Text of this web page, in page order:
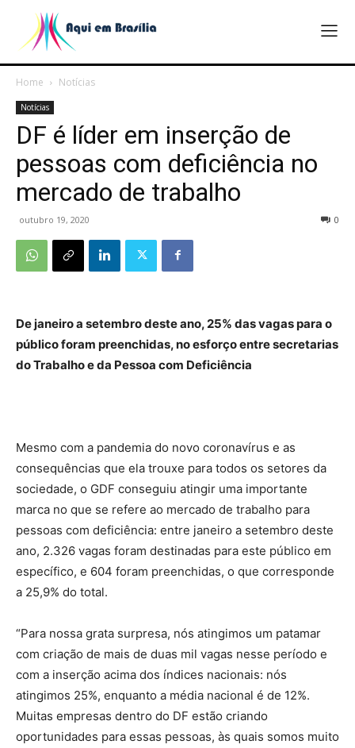
Home Notícias
Notícias
DF é líder em inserção de
pessoas com deficiência no
mercado de trabalho
outubro 19, 2020 0
De janeiro a setembro deste ano, 25% das vagas para o
público foram preenchidas, no esforço entre secretarias
do Trabalho e da Pessoa com Deficiência
Mesmo com a pandemia do novo coronavírus e as
consequências que ela trouxe para todos os setores da
sociedade, o GDF conseguiu atingir uma importante
marca no que se refere ao mercado de trabalho para
pessoas com deficiência: entre janeiro a setembro deste
ano, 2.326 vagas foram destinadas para este público em
específico, e 604 foram preenchidas, o que corresponde
a 25,9% do total.
“Para nossa grata surpresa, nós atingimos um patamar
com criação de mais de duas mil vagas nesse período e
com a inserção acima dos índices nacionais: nós
atingimos 25%, enquanto a média nacional é de 12%.
Muitas empresas dentro do DF estão criando
oportunidades para essas pessoas, às quais somos muito